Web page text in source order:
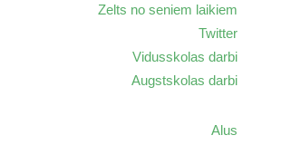
Zelts no seniem laikiem
Twitter
Vidusskolas darbi
Augstskolas darbi
Alus